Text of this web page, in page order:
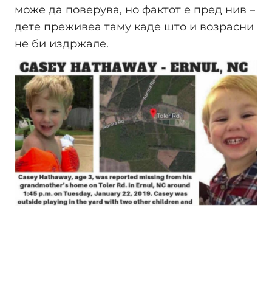
може да поверува, но фактот е пред нив –
дете преживеа таму каде што и возрасни
не би издржале.